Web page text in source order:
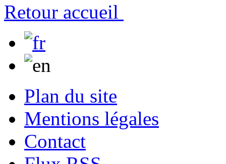
Retour accueil
Plan du site
Mentions légales
Contact